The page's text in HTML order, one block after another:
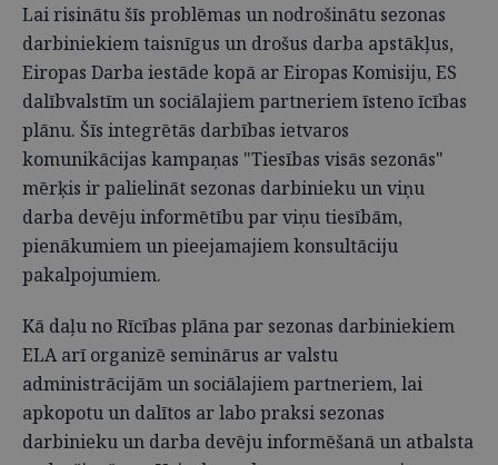
Lai risinātu šīs problēmas un nodrošinātu sezonas
darbiniekiem taisnīgus un drošus darba apstākļus,
Eiropas Darba iestāde kopā ar Eiropas Komisiju, ES
dalībvalstīm un sociālajiem partneriem īsteno īcības
plānu. Šīs integrētās darbības ietvaros
komunikācijas kampaņas "Tiesības visās sezonās"
mērķis ir palielināt sezonas darbinieku un viņu
darba devēju informētību par viņu tiesībām,
pienākumiem un pieejamajiem konsultāciju
pakalpojumiem.
Kā daļu no Rīcības plāna par sezonas darbiniekiem
ELA arī organizē seminārus ar valstu
administrācijām un sociālajiem partneriem, lai
apkopotu un dalītos ar labo praksi sezonas
darbinieku un darba devēju informēšanā un atbalsta